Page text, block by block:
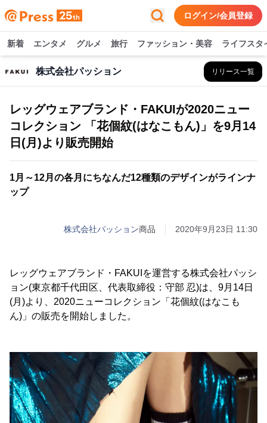
ログイン/会員登録
新着 エンタメ グルメ 旅行 ファッション・美容 ライフスタ
株式会社パッション リリース一覧
レッグウェアブランド・FAKUIが2020ニュー
コレクション 「花個紋(はなこもん)」を9月14
日(月)より販売開始
1月～12月の各月にちなんだ12種類のデザインがラインナ
ップ
株式会社パッション商品 2020年9月23日 11:30
レッグウェアブランド・FAKUIを運営する株式会社パッシ
ョン(東京都千代田区、代表取締役：守部 忍)は、9月14日
(月)より、2020ニューコレクション「花個紋(はなこも
ん)」の販売を開始しました。